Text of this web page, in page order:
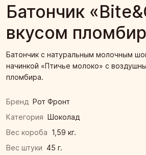
Батончик
вкусом
Батончик с натуральным молочным
начинкой «Птичье молоко» с
пломбира.
Бренд Рот Фронт
Категория Шоколад
Вес короба 1,59 кг.
Вес штуки 45 г.